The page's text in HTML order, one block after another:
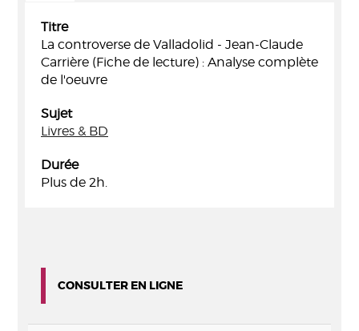
Titre
La controverse de Valladolid - Jean-Claude
Carrière (Fiche de lecture) : Analyse complète
de l'oeuvre
Sujet
Livres & BD
Durée
Plus de 2h.
CONSULTER EN LIGNE